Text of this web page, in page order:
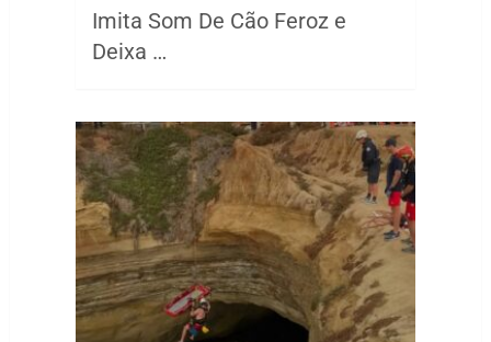
Imita Som De Cão Feroz e
Deixa …